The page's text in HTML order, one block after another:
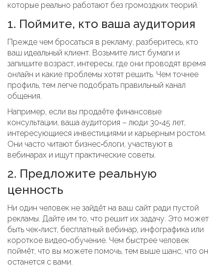
которые реально работают без громоздких теорий.
1. Поймите, кто ваша аудитория
Прежде чем бросаться в рекламу, разберитесь, кто
ваш идеальный клиент. Возьмите лист бумаги и
запишите возраст, интересы, где они проводят время
онлайн и какие проблемы хотят решить. Чем точнее
профиль, тем легче подобрать правильный канал
общения.
Например, если вы продаёте финансовые
консультации, ваша аудитория – люди 30‑45 лет,
интересующиеся инвестициями и карьерным ростом.
Они часто читают бизнес‑блоги, участвуют в
вебинарах и ищут практические советы.
2. Предложите реальную
ценность
Ни один человек не зайдёт на ваш сайт ради пустой
рекламы. Дайте им то, что решит их задачу. Это может
быть чек‑лист, бесплатный вебинар, инфографика или
короткое видео‑обучение. Чем быстрее человек
поймёт, что вы можете помочь, тем выше шанс, что он
останется с вами.